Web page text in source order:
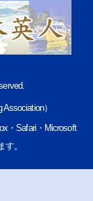
）
・Safari・Microsoft
。